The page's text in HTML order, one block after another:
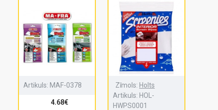
Artikuls: MAF-0378
4.68€
Zīmols: Holts
Artikuls: HOL-
HWPS0001